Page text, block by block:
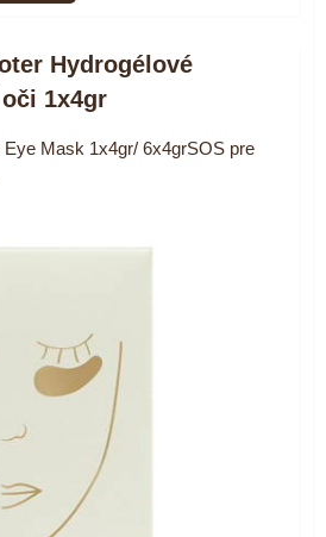
Hydrogélové
1x4gr
Mask 1x4gr/ 6x4grSOS pre